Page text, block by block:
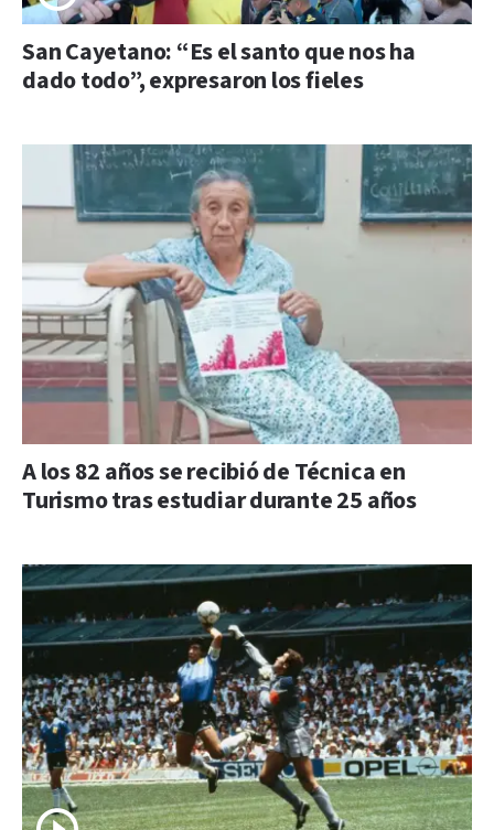
San Cayetano: “Es el santo que nos ha
dado todo”, expresaron los fieles
A los 82 años se recibió de Técnica en
Turismo tras estudiar durante 25 años